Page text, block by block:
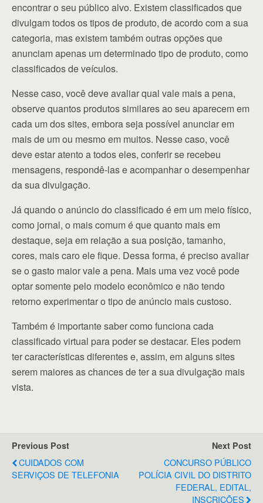
encontrar o seu público alvo. Existem classificados que
divulgam todos os tipos de produto, de acordo com a sua
categoria, mas existem também outras opções que
anunciam apenas um determinado tipo de produto, como
classificados de veículos.
Nesse caso, você deve avaliar qual vale mais a pena,
observe quantos produtos similares ao seu aparecem em
cada um dos sites, embora seja possível anunciar em
mais de um ou mesmo em muitos. Nesse caso, você
deve estar atento a todos eles, conferir se recebeu
mensagens, respondê-las e acompanhar o desempenhar
da sua divulgação.
Já quando o anúncio do classificado é em um meio físico,
como jornal, o mais comum é que quanto mais em
destaque, seja em relação a sua posição, tamanho,
cores, mais caro ele fique. Dessa forma, é preciso avaliar
se o gasto maior vale a pena. Mais uma vez você pode
optar somente pelo modelo econômico e não tendo
retorno experimentar o tipo de anúncio mais custoso.
Também é importante saber como funciona cada
classificado virtual para poder se destacar. Eles podem
ter características diferentes e, assim, em alguns sites
serem maiores as chances de ter a sua divulgação mais
vista.
Previous Post
CUIDADOS COM
SERVIÇOS DE TELEFONIA
Next Post
CONCURSO PÚBLICO
POLÍCIA CIVIL DO DISTRITO
FEDERAL, EDITAL,
INSCRIÇÕES